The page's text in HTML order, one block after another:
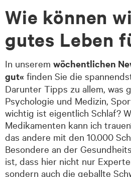
Wie können
gutes Leben
In unserem wöchentlichen
gut« finden Sie die
Darunter Tipps zu allem, was
Psychologie und Medizin,
wichtig ist eigentlich Schlaf?
Medikamenten kann ich
das andere mit den 10.000
Besondere an der
ist, dass hier nicht nur
sondern auch die geballte